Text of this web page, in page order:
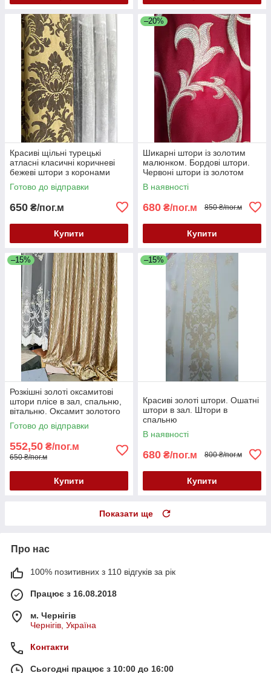
Красиві щільні турецькі
атласні класичні коричневі
бежеві штори з коронами
вензелем в зал, спальню,
вітальню
Готово до відправки
650 ₴/пог.м
Купити
–20%
Шикарні штори із золотим
малюнком. Бордові штори.
Червоні штори із золотом
В наявності
680 ₴/пог.м 850 ₴/пог.м
Купити
–15%
Розкішні золоті оксамитові
штори плісе в зал, спальню,
вітальню. Оксамит золотого
кольору плісе
Готово до відправки
552,50 ₴/пог.м
650 ₴/пог.м
Купити
–15%
Красиві золоті штори. Ошатні
штори в зал. Штори в
спальню
В наявності
680 ₴/пог.м 800 ₴/пог.м
Купити
Показати ще
Про нас
100% позитивних з 110 відгуків за рік
Працює з 16.08.2018
м. Чернігів
Чернігів, Україна
Контакти
Сьогодні працює з 10:00 до 16:00